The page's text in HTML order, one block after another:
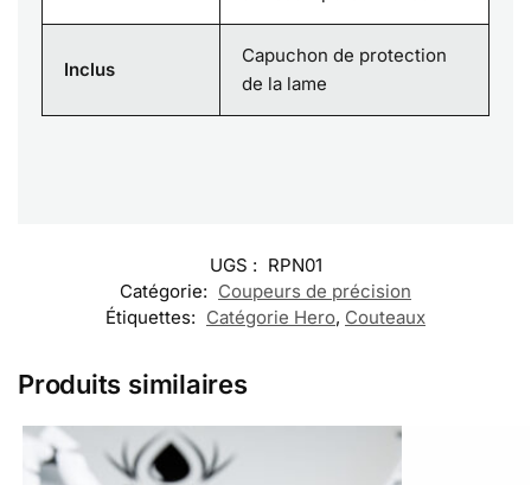
Inclus
Capuchon de protection
de la lame
UGS : RPN01
Catégorie: Coupeurs de précision
Étiquettes: Catégorie Hero, Couteaux
Produits similaires